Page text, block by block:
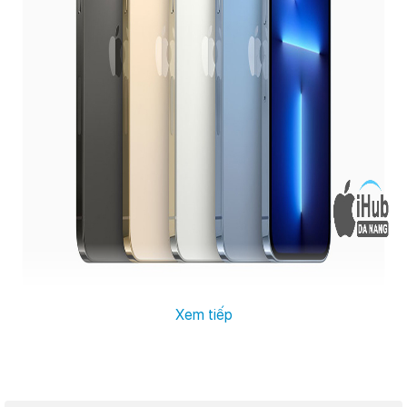
Thể hiện đẳng cấp trong từng đường nét
Xem tiếp